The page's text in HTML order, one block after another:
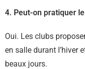
4. Peut-on pratiquer
Oui. Les clubs
en salle durant l’hiver
beaux jours.